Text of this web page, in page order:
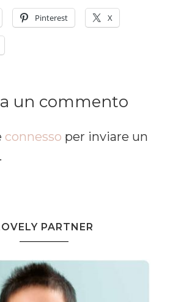
Pinterest X
un commento
connesso per inviare un
PARTNER